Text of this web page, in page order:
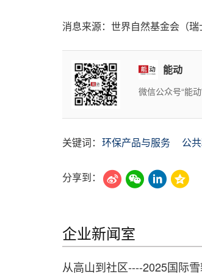
消息来源：世界自然基金会（
能动
微信公众号“能
关键词： 环保产品与服务 公
分享到：
企业新闻室
从高山到社区----2025国际